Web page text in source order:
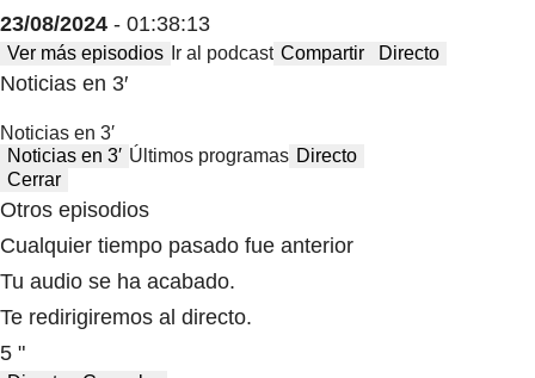
23/08/2024 - 01:38:13
Ver más episodios Ir al podcast Compartir Directo
Noticias en 3′
Noticias en 3′
Noticias en 3′ Últimos programas Directo
Cerrar
Otros episodios
Cualquier tiempo pasado fue anterior
Tu audio se ha acabado.
Te redirigiremos al directo.
5 "